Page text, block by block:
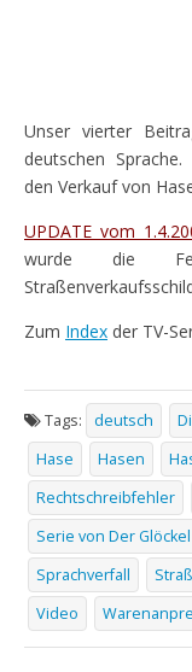
Unser vierter
deutschen
den Verkauf von
UPDATE vom
wurde die
Zum Index der TV-
Tags: deutsch
Hase
Hasen
Rechtschreibfehler
Serie von Der Glöckel
Sprachverfall
Video